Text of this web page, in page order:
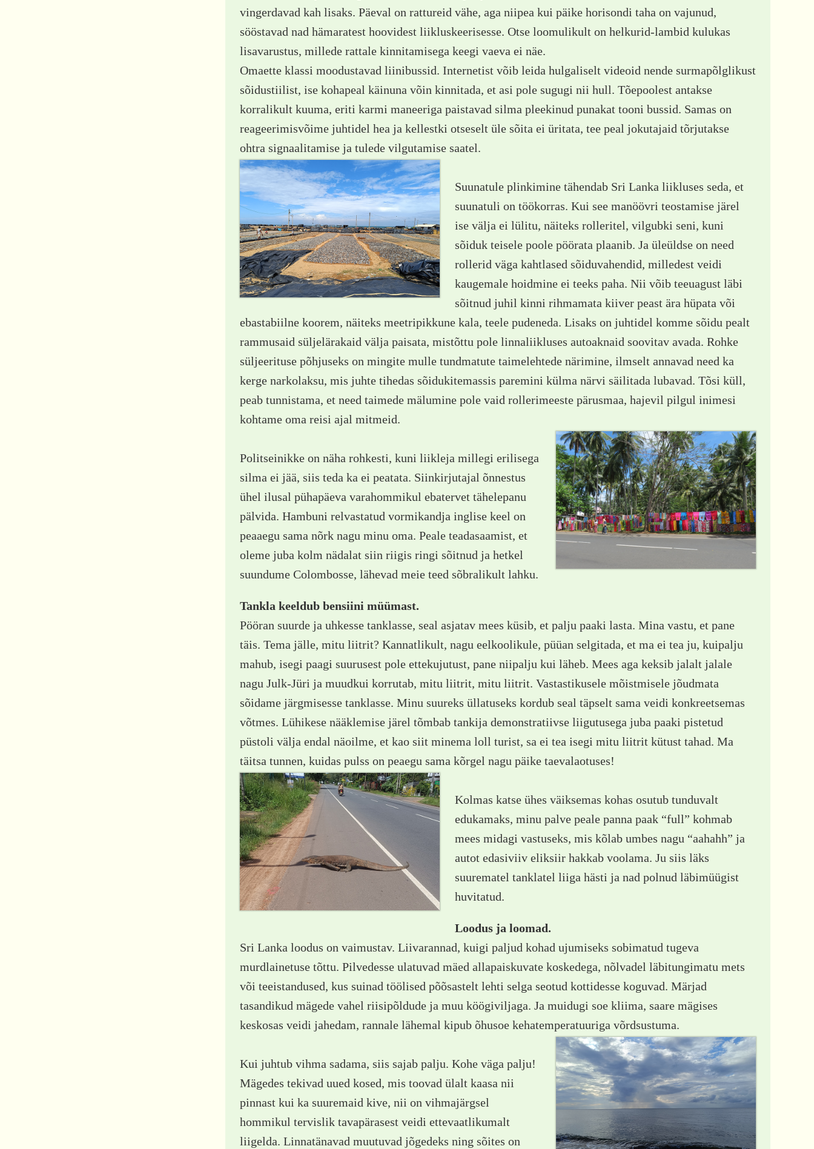
vingerdavad kah lisaks. Päeval on rattureid vähe, aga niipea kui päike horisondi taha on vajunud,
sööstavad nad hämaratest hoovidest liikluskeerisesse. Otse loomulikult on helkurid-lambid kulukas
lisavarustus, millede rattale kinnitamisega keegi vaeva ei näe.
Omaette klassi moodustavad liinibussid. Internetist võib leida hulgaliselt videoid nende surmapõlglikust
sõidustiilist, ise kohapeal käinuna võin kinnitada, et asi pole sugugi nii hull. Tõepoolest antakse
korralikult kuuma, eriti karmi maneeriga paistavad silma pleekinud punakat tooni bussid. Samas on
reageerimisvõime juhtidel hea ja kellestki otseselt üle sõita ei üritata, tee peal jokutajaid tõrjutakse
ohtra signaalitamise ja tulede vilgutamise saatel.
Suunatule plinkimine tähendab Sri Lanka liikluses seda, et
suunatuli on töökorras. Kui see manöövri teostamise järel
ise välja ei lülitu, näiteks rolleritel, vilgubki seni, kuni
sõiduk teisele poole pöörata plaanib. Ja üleüldse on need
rollerid väga kahtlased sõiduvahendid, milledest veidi
kaugemale hoidmine ei teeks paha. Nii võib teeuagust läbi
sõitnud juhil kinni rihmamata kiiver peast ära hüpata või
ebastabiilne koorem, näiteks meetripikkune kala, teele pudeneda. Lisaks on juhtidel komme sõidu pealt
rammusaid süljelärakaid välja paisata, mistõttu pole linnaliikluses autoaknaid soovitav avada. Rohke
süljeerituse põhjuseks on mingite mulle tundmatute taimelehtede närimine, ilmselt annavad need ka
kerge narkolaksu, mis juhte tihedas sõidukitemassis paremini külma närvi säilitada lubavad. Tõsi küll,
peab tunnistama, et need taimede mälumine pole vaid rollerimeeste pärusmaa, hajevil pilgul inimesi
kohtame oma reisi ajal mitmeid.
Politseinikke on näha rohkesti, kuni liikleja millegi erilisega
silma ei jää, siis teda ka ei peatata. Siinkirjutajal õnnestus
ühel ilusal pühapäeva varahommikul ebatervet tähelepanu
pälvida. Hambuni relvastatud vormikandja inglise keel on
peaaegu sama nõrk nagu minu oma. Peale teadasaamist, et
oleme juba kolm nädalat siin riigis ringi sõitnud ja hetkel
suundume Colombosse, lähevad meie teed sõbralikult lahku.
Tankla keeldub bensiini müümast.
Pööran suurde ja uhkesse tanklasse, seal asjatav mees küsib, et palju paaki lasta. Mina vastu, et pane
täis. Tema jälle, mitu liitrit? Kannatlikult, nagu eelkoolikule, püüan selgitada, et ma ei tea ju, kuipalju
mahub, isegi paagi suurusest pole ettekujutust, pane niipalju kui läheb. Mees aga keksib jalalt jalale
nagu Julk-Jüri ja muudkui korrutab, mitu liitrit, mitu liitrit. Vastastikusele mõistmisele jõudmata
sõidame järgmisesse tanklasse. Minu suureks üllatuseks kordub seal täpselt sama veidi konkreetsemas
võtmes. Lühikese nääklemise järel tõmbab tankija demonstratiivse liigutusega juba paaki pistetud
püstoli välja endal näoilme, et kao siit minema loll turist, sa ei tea isegi mitu liitrit kütust tahad. Ma
täitsa tunnen, kuidas pulss on peaegu sama kõrgel nagu päike taevalaotuses!
Kolmas katse ühes väiksemas kohas osutub tunduvalt
edukamaks, minu palve peale panna paak “full” kohmab
mees midagi vastuseks, mis kõlab umbes nagu “aahahh” ja
autot edasiviiv eliksiir hakkab voolama. Ju siis läks
suurematel tanklatel liiga hästi ja nad polnud läbimüügist
huvitatud.
Loodus ja loomad.
Sri Lanka loodus on vaimustav. Liivarannad, kuigi paljud kohad ujumiseks sobimatud tugeva
murdlainetuse tõttu. Pilvedesse ulatuvad mäed allapaiskuvate koskedega, nõlvadel läbitungimatu mets
või teeistandused, kus suinad töölised põõsastelt lehti selga seotud kottidesse koguvad. Märjad
tasandikud mägede vahel riisipõldude ja muu köögiviljaga. Ja muidugi soe kliima, saare mägises
keskosas veidi jahedam, rannale lähemal kipub õhusoe kehatemperatuuriga võrdsustuma.
Kui juhtub vihma sadama, siis sajab palju. Kohe väga palju!
Mägedes tekivad uued kosed, mis toovad ülalt kaasa nii
pinnast kui ka suuremaid kive, nii on vihmajärgsel
hommikul tervislik tavapärasest veidi ettevaatlikumalt
liigelda. Linnatänavad muutuvad jõgedeks ning sõites on